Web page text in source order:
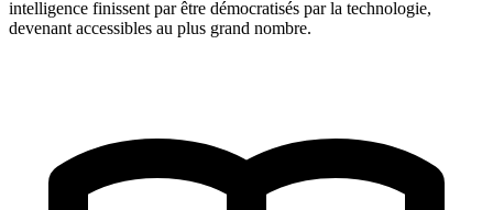
intelligence finissent par être démocratisés par la technologie,
devenant accessibles au plus grand nombre.